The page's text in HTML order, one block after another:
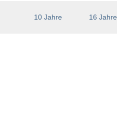
10 Jahre 16 Jahre